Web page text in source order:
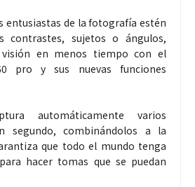
entusiastas de la fotografía estén
contrastes, sujetos o ángulos,
en menos tiempo con el
pro y sus nuevas funciones
automáticamente varios
segundo, combinándolos a la
que todo el mundo tenga
hacer tomas que se puedan